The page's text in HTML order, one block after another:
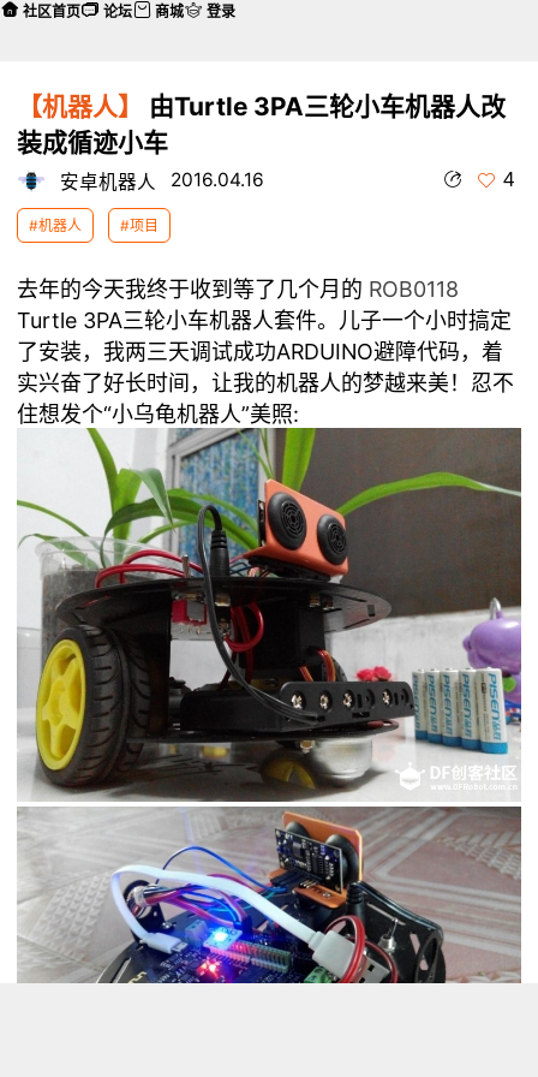
【机器人】
由Turtle 3PA三轮小车机器人改
装成循迹小车
安卓机器人 2016.04.16 4
#机器人 #项目
去年的今天我终于收到等了几个月的 ROB0118
Turtle 3PA三轮小车机器人套件。儿子一个小时搞定
了安装，我两三天调试成功ARDUINO避障代码，着
实兴奋了好长时间，让我的机器人的梦越来美！忍不
住想发个“小乌龟机器人”美照:
社区首页 论坛 商城 登录